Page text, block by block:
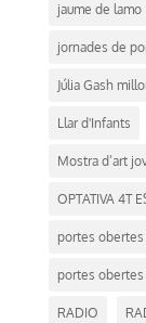
jaume de lamo
jornades de
Júlia Gash
Llar d'Infants
Mostra d’art
OPTATIVA 4T
portes obertes
portes
RADIO